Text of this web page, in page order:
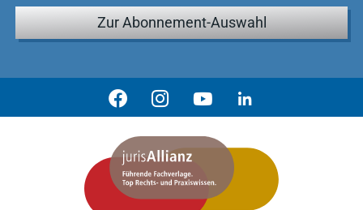
Zur Abonnement-Auswahl